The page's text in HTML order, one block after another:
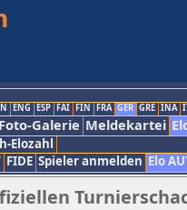
ENG ESP FAI FIN FRA GER GRE INA
Foto-Galerie Meldekartei
Elozahl
FIDE Spieler anmelden Elo